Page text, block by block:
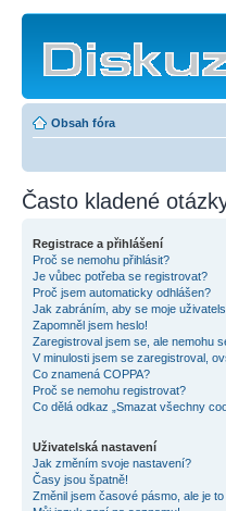
Obsah fóra
Často kladené
Registrace a přihlášení
Proč se nemohu přihlásit?
Je vůbec potřeba se registrovat?
Proč jsem automaticky odhlášen?
Jak zabráním, aby se moje
Zapomněl jsem heslo!
Zaregistroval jsem se, ale nemohu
V minulosti jsem se zaregistroval,
Co znamená COPPA?
Proč se nemohu registrovat?
Co dělá odkaz „Smazat všechny
Uživatelská nastavení
Jak změním svoje nastavení?
Časy jsou špatně!
Změnil jsem časové pásmo, ale je